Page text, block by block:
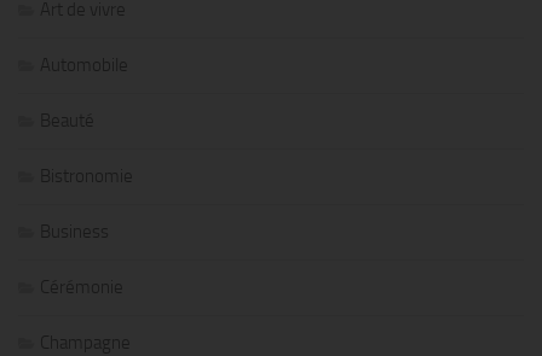
Art de vivre
Automobile
Beauté
Bistronomie
Business
Cérémonie
Champagne